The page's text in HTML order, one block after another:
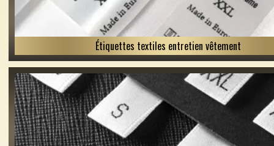
Étiquettes textiles entretien vêtement